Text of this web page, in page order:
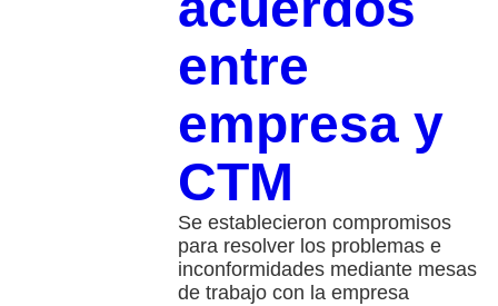
entre
empresa y
CTM
Se establecieron compromisos
para resolver los problemas e
inconformidades mediante mesas
de trabajo con la empresa